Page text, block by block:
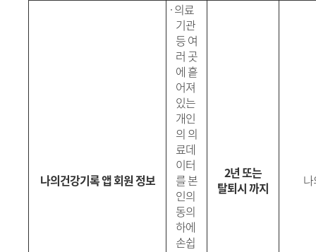
나의건강기록 앱 회원 정보
·의료
기관
등 여
러 곳
에 흩
어져
있는
개인
의 의
료데
이터
를 본
인의
동의
하에
손쉽
2년 또는
탈퇴시 까지